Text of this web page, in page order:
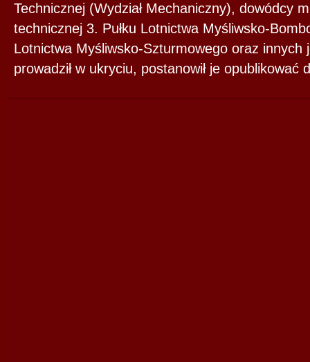
Technicznej (Wydział Mechaniczny), dowódcy
technicznej 3. Pułku Lotnictwa Myśliwsko-
Lotnictwa Myśliwsko-Szturmowego oraz innych
prowadził w ukryciu, postanowił je